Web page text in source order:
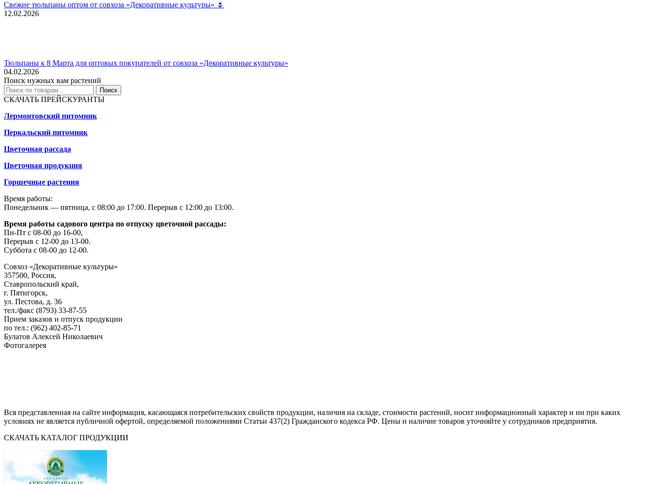
Свежие тюльпаны оптом от совхоза «Декоративные культуры» 🌷
12.02.2026
Тюльпаны к 8 Марта для оптовых покупателей от совхоза «Декоративные культуры»
04.02.2026
Поиск нужных вам растений
Искать:
Поиск
СКАЧАТЬ ПРЕЙСКУРАНТЫ
Лермонтовский питомник
Перкальский питомник
Цветочная рассада
Цветочная продукция
Горшечные растения
Время работы:
Понедельник — пятница, с 08:00 до 17:00. Перерыв с 12:00 до 13:00.
Время работы садового центра по отпуску цветочной рассады:
Пн-Пт с 08-00 до 16-00,
Перерыв с 12-00 до 13-00.
Суббота с 08-00 до 12-00.
Совхоз «Декоративные культуры»
357500, Россия,
Ставропольский край,
г. Пятигорск,
ул. Пестова, д. 36
тел./факс (8793) 33-87-55
Прием заказов и отпуск продукции
по тел.: (962) 402-85-71
Булатов Алексей Николаевич
Фотогалерея
Вся представленная на сайте информация, касающаяся потребительских свойств продукции, наличия на складе, стоимости растений, носит информационный характер и ни при каких
условиях не является публичной офертой, определяемой положениями Статьи 437(2) Гражданского кодекса РФ. Цены и наличие товаров уточняйте у сотрудников предприятия.
СКАЧАТЬ КАТАЛОГ ПРОДУКЦИИ